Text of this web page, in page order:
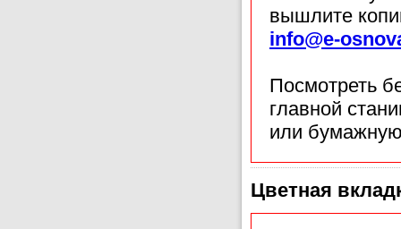
вышлите
info@e-
Посмотреть
главной
или
Цветная